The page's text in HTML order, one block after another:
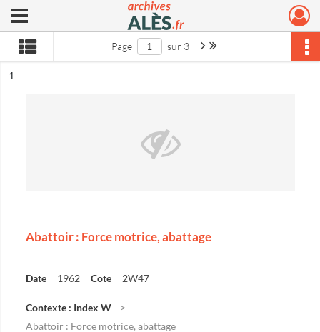
Archives municipales d'Alès
Ouvrir le menu déroulant
Page sur 3 Page suivante : 1/3
n°
1
Abattoir : Force motrice, abattage
Date 1962 Cote 2W47
Contexte : Index W
Abattoir : Force motrice, abattage